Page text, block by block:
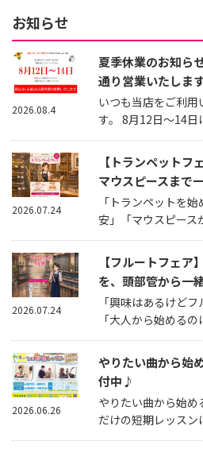
お知らせ
夏季休業のお知ら
通り営業いたしま
いつも当店をご利用
す。 8月12日～14日
2026.08.4
【トランペットフ
マウスピースまで
「トランペットを
安」「マウスピース
2026.07.24
【フルートフェア
を、頭部管から一
「興味はあるけど
「大人から始める
2026.07.24
やりたい曲から始
付中♪
やりたい曲から始
だけの短期レッスン
2026.06.26